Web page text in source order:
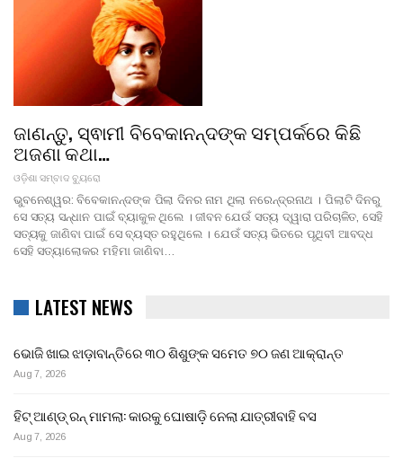
ଜାଣନ୍ତୁ, ସ୍ଵାମୀ ବିବେକାନନ୍ଦଙ୍କ ସମ୍ପର୍କରେ କିଛି
ଅଜଣା କଥା…
ଓଡ଼ିଶା ସମ୍ବାଦ ବ୍ୟୁରୋ
ଭୁବନେଶ୍ୱର: ବିବେକାନନ୍ଦଙ୍କ ପିଲା ଦିନର ନାମ ଥିଲା ନରେନ୍ଦ୍ରନାଥ । ପିଲାଟି ଦିନରୁ
ସେ ସତ୍ୟ ସନ୍ଧାନ ପାଇଁ ବ୍ୟାକୁଳ ଥିଲେ । ଜୀବନ ଯେଉଁ ସତ୍ୟ ଦ୍ୱାରା ପରିଚାଳିତ, ସେହି
ସତ୍ୟକୁ ଜାଣିବା ପାଇଁ ସେ ବ୍ୟସ୍ତ ରହୁଥିଲେ । ଯେଉଁ ସତ୍ୟ ଭିତରେ ପୃଥିବୀ ଆବଦ୍ଧ
ସେହି ସତ୍ୟାଲୋକର ମହିମା ଜାଣିବା…
LATEST NEWS
ଭୋଜି ଖାଇ ଝାଡ଼ାବାନ୍ତିରେ ୩୦ ଶିଶୁଙ୍କ ସମେତ ୭୦ ଜଣ ଆକ୍ରାନ୍ତ
Aug 7, 2026
ହିଟ୍ ଆଣ୍ଡ୍ ରନ୍ ମାମଲା: କାରକୁ ଘୋଷାଡ଼ି ନେଲା ଯାତ୍ରୀବାହି ବସ
Aug 7, 2026